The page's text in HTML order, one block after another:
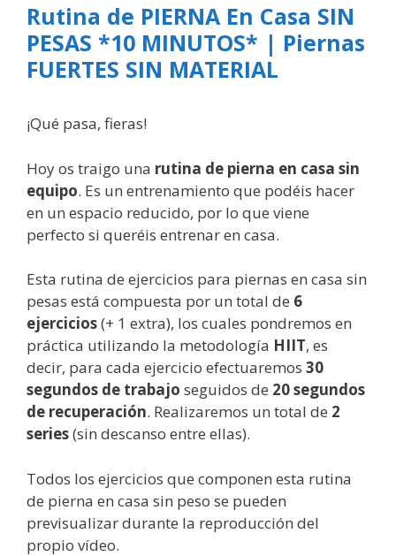
Rutina de PIERNA En Casa SIN
PESAS *10 MINUTOS* | Piernas
FUERTES SIN MATERIAL
¡Qué pasa, fieras!
Hoy os traigo una rutina de pierna en casa sin
equipo. Es un entrenamiento que podéis hacer
en un espacio reducido, por lo que viene
perfecto si queréis entrenar en casa.
Esta rutina de ejercicios para piernas en casa sin
pesas está compuesta por un total de 6
ejercicios(+ 1 extra), los cuales pondremos en
práctica utilizando la metodología HIIT, es
decir, para cada ejercicio efectuaremos 30
segundos de trabajo seguidos de 20 segundos
de recuperación. Realizaremos un total de 2
series(sin descanso entre ellas).
Todos los ejercicios que componen esta rutina
de pierna en casa sin peso se pueden
previsualizar durante la reproducción del
propio vídeo.